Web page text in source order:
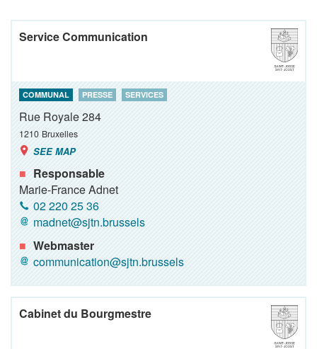
Service Communication
COMMUNAL PRESSE SERVICES
Rue Royale 284
1210 Bruxelles
SEE MAP
Responsable
Marie-France Adnet
02 220 25 36
madnet@sjtn.brussels
Webmaster
communication@sjtn.brussels
Cabinet du Bourgmestre